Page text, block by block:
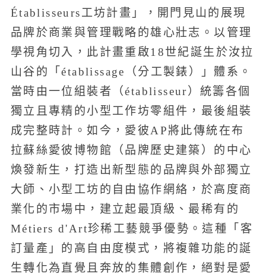
Établisseurs工坊計畫」，開門見山的展現
品牌於商業與管理戰略的雄心壯志。以管理
學視角切入，此計畫重啟18世紀誕生於汝拉
山谷的「établissage（分工製錶）」體系。
當時由一位組裝者（établisseur）統籌各個
獨立且專精的小型工作坊零組件，最後組裝
成完整時計。如今，愛彼AP將此傳統在布
拉蘇絲愛彼博物館（品牌歷史建築）的中心
煥發新生，打造出新型態的品牌與外部獨立
大師、小型工坊的自由協作網絡，於高度商
業化的市場中，建立起最頂級、最稀有的
Métiers d'Art珍稀工藝競爭優勢。這種「客
訂量產」的高自由度模式，將複雜功能的誕
生轉化為直覺且奔放的集體創作，絕對是愛